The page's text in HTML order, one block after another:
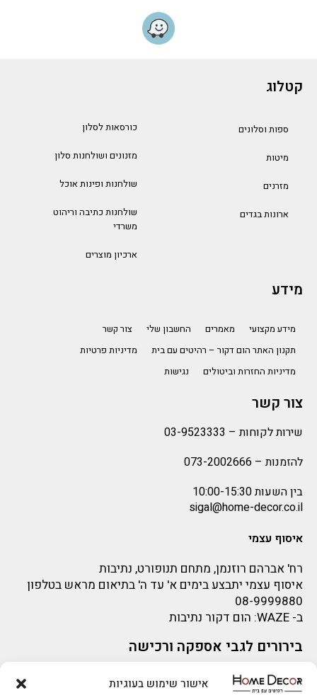
אישור שימוש בעוגיותלהזמנות 073-2002666
קטלוג
ספות וסלונים
מיטות
מזרנים
ארונות בגדים
כורסאות לסלון
מזנונים ושולחנות סלון
שולחנות ופינות אוכל
שולחנות כתיבה וריהוט
משרדי
ארכיון מוצרים
מידע
מידע מקצועי מאמרים החשבון שלי
צור קשר
תקנון האתר הום דקור – רהיטים עם בית
מדיניות פרטיות
מדיניות החזרות וביטולים
נגישות
צור קשר
שירות לקוחות – 03-9523333
להזמנות – 073-2002666
בין השעות 10:00-15:30
sigal@home-decor.co.il
איסוף עצמי
רח' אברהם רוזנמן, מתחם תנופורט, נתיבות
איסוף עצמי יתבצע בימים א' עד ה' בתיאום מראש בטלפון
08-9999880
ב- WAZE: הום דקור נתיבות
בירורים לגבי אספקה ורכישה
בירור לגבי אספקה -ניתן לפנות למייל:
sigal@home-decor.co.il
פניות לפני רכישה – ניתן לפנות למייל: omer@home-